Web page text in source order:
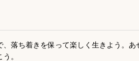
、落ち着きを保って楽しく生きよう。
。